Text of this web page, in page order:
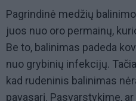
Pagrindinė medžių
juos nuo oro permainų,
Be to, balinimas padeda
nuo grybinių infekcijų.
kad rudeninis balinimas
pavasarį. Pasvarstykime,